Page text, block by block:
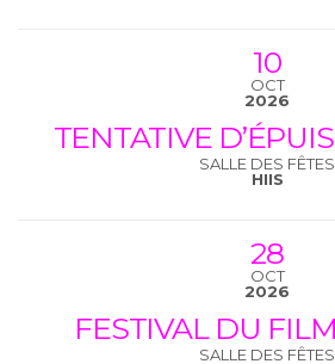
10
OCT
2026
TENTATIVE
SALLE DES FÊTES
HIIS
28
OCT
2026
FESTIVAL DU
SALLE DES FÊTES